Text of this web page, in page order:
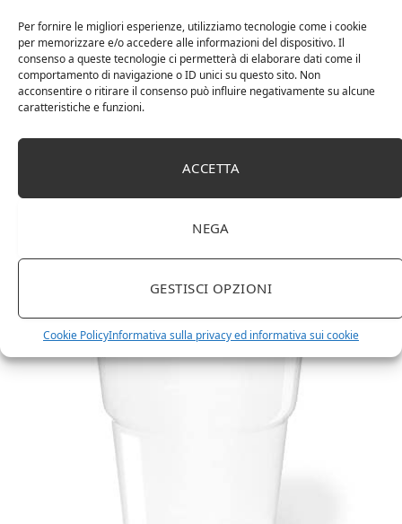
Per fornire le migliori esperienze, utilizziamo tecnologie come i cookie
per memorizzare e/o accedere alle informazioni del dispositivo. Il
consenso a queste tecnologie ci permetterà di elaborare dati come il
comportamento di navigazione o ID unici su questo sito. Non
acconsentire o ritirare il consenso può influire negativamente su alcune
caratteristiche e funzioni.
ACCETTA
NEGA
GESTISCI OPZIONI
Cookie PolicyInformativa sulla privacy ed informativa sui cookie
Amazon Basics Martin – Libreria, 35 x 114 x 78 cm
(Lu x La x A), effetto quercia(In precedenza